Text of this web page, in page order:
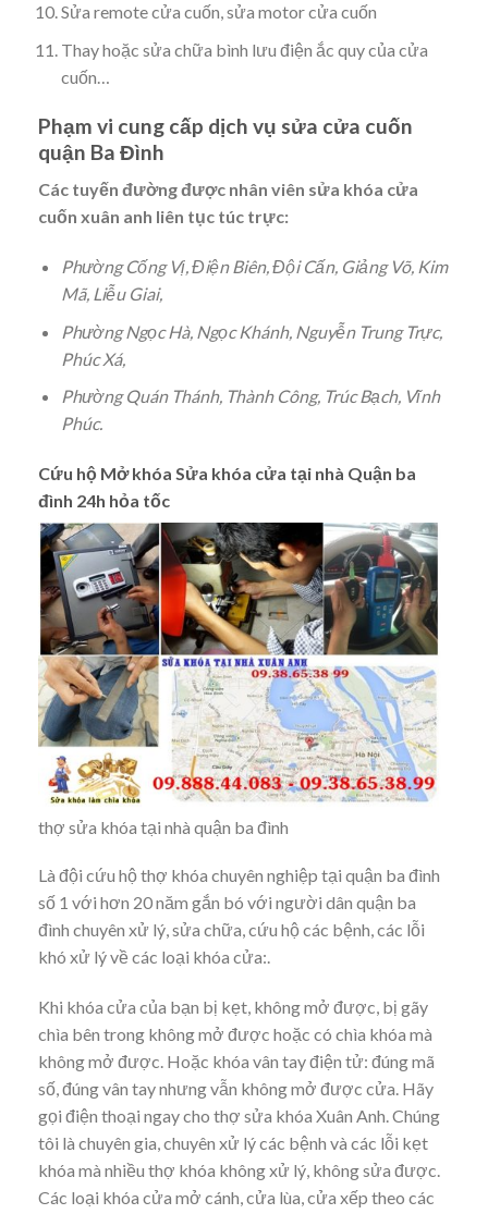
Sửa remote cửa cuốn, sửa motor cửa cuốn
Thay hoặc sửa chữa bình lưu điện ắc quy của cửa
cuốn…
Phạm vi cung cấp dịch vụ sửa cửa cuốn
quận Ba Đình
Các tuyến đường được nhân viên sửa khóa cửa
cuốn xuân anh liên tục túc trực:
Phường Cống Vị, Điện Biên, Đội Cấn, Giảng Võ, Kim
Mã, Liễu Giai,
Phường Ngọc Hà, Ngọc Khánh, Nguyễn Trung Trực,
Phúc Xá,
Phường Quán Thánh, Thành Công, Trúc Bạch, Vĩnh
Phúc.
Cứu hộ Mở khóa Sửa khóa cửa tại nhà Quận ba
đình 24h hỏa tốc
thợ sửa khóa tại nhà quận ba đình
Là đội cứu hộ thợ khóa chuyên nghiệp tại quận ba đình
số 1 với hơn 20 năm gắn bó với người dân quận ba
đình chuyên xử lý, sửa chữa, cứu hộ các bệnh, các lỗi
khó xử lý về các loại khóa cửa:.
Khi khóa cửa của bạn bị kẹt, không mở được, bị gãy
chìa bên trong không mở được hoặc có chìa khóa mà
không mở được. Hoặc khóa vân tay điện tử: đúng mã
số, đúng vân tay nhưng vẫn không mở được cửa. Hãy
gọi điện thoại ngay cho thợ sửa khóa Xuân Anh. Chúng
tôi là chuyên gia, chuyên xử lý các bệnh và các lỗi kẹt
khóa mà nhiều thợ khóa không xử lý, không sửa được.
Các loại khóa cửa mở cánh, cửa lùa, cửa xếp theo các